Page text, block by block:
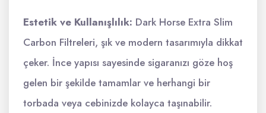
Estetik ve Kullanışlılık: Dark Horse Extra Slim
Carbon Filtreleri, şık ve modern tasarımıyla dikkat
çeker. İnce yapısı sayesinde sigaranızı göze hoş
gelen bir şekilde tamamlar ve herhangi bir
torbada veya cebinizde kolayca taşınabilir.